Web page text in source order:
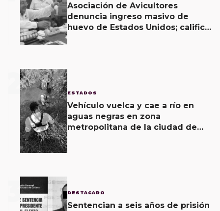
Asociación de Avicultores
denuncia ingreso masivo de
huevo de Estados Unidos; califica
2 ESTADOS
Vehículo vuelca y cae a río en
aguas negras en zona
metropolitana de la ciudad de
3 DESTACADO
Sentencian a seis años de prisión